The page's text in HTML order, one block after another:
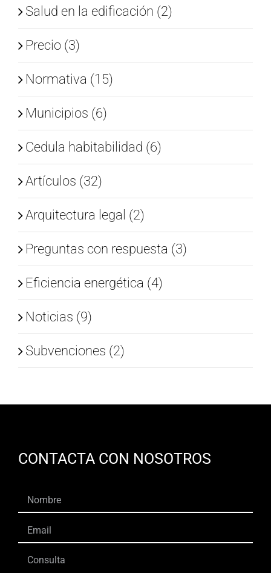
Salud en la edificación (2)
Precio (3)
Normativa (15)
Municipios (6)
Cedula habitabilidad (6)
Artículos (32)
Arquitectura legal (2)
Preguntas con respuesta (3)
Eficiencia energética (4)
Noticias (9)
Subvenciones (2)
CONTACTA CON NOSOTROS